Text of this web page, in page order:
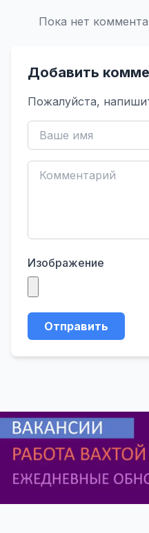
Пока нет
Добавить
Пожалуйста,
Изображение
Отправить